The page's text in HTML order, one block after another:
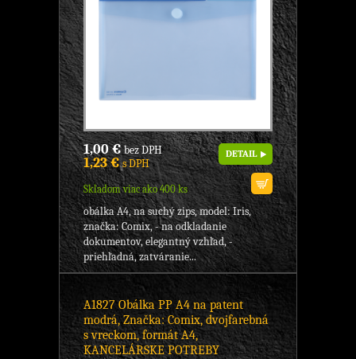
1,00 €bez DPH
1,23 €s DPH
Skladom viac ako 400 ks
DETAIL
obálka A4, na suchý zips, model: Iris,
značka: Comix, - na odkladanie
dokumentov, elegantný vzhľad, -
priehľadná, zatváranie...
A1827 Obálka PP A4 na patent
modrá, Značka: Comix, dvojfarebná
s vreckom, formát A4,
KANCELÁRSKE POTREBY